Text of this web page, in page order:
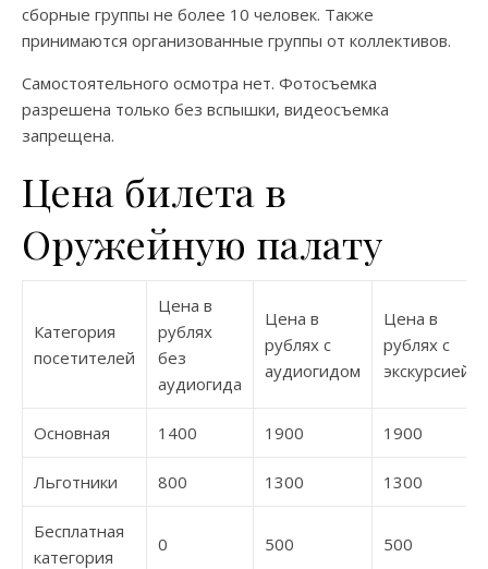
сборные группы не более 10 человек. Также
принимаются организованные группы от коллективов.
Самостоятельного осмотра нет. Фотосъемка
разрешена только без вспышки, видеосъемка
запрещена.
Цена билета в
Оружейную палату
Категория
посетителей
Цена в
рублях
без
аудиогида
Цена в
рублях с
аудиогидом
Цена в
рублях с
экскурсией
Основная 1400 1900 1900
Льготники 800 1300 1300
Бесплатная
категория
0 500 500